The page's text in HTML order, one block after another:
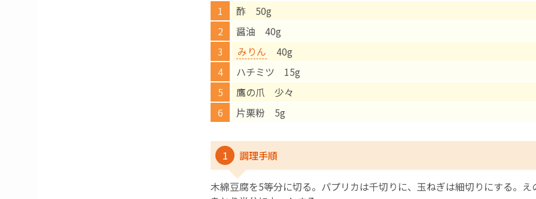
酢 50g
醤油 40g
みりん 40g
ハチミツ 15g
鷹の爪 少々
片栗粉 5g
1 調理手順
木綿豆腐を5等分に切る。パプリカは千切りに、玉ねぎは細切りにする。え